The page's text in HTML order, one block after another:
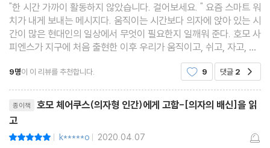
"한 시간 가까이 활동하지 않았습니다. 걸어보세요. " 요즘 스마트 워
치가 내게 보내는 메시지다. 움직이는 시간보다 의자에 앉아 있는 시
간이 많은 현대인의 일상에서 무엇이 필요한지 일깨워 준다. 호모 사
피엔스가 지구에 처음 출현한 이후 우리가 움직이고, 쉬고, 자고, 생
각하고, 먹고, 소통하는 방식이 꾸준히 바뀌어 왔는데 이런 변화는
특히 산업혁명 이후 급격히 진행되었다고
9명이 이 리뷰를 추천합니다. 9 댓글 2
종이책
호모 체어쿠스(의자형 인간)에게 고함-[의자의 배신]을 읽
고
| k*****o | 2020.04.07